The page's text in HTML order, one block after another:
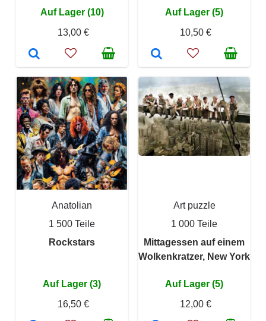
Auf Lager (10)
13,00 €
Auf Lager (5)
10,50 €
Anatolian
1 500 Teile
Rockstars
Auf Lager (3)
16,50 €
Art puzzle
1 000 Teile
Mittagessen auf einem
Wolkenkratzer, New York
Auf Lager (5)
12,00 €